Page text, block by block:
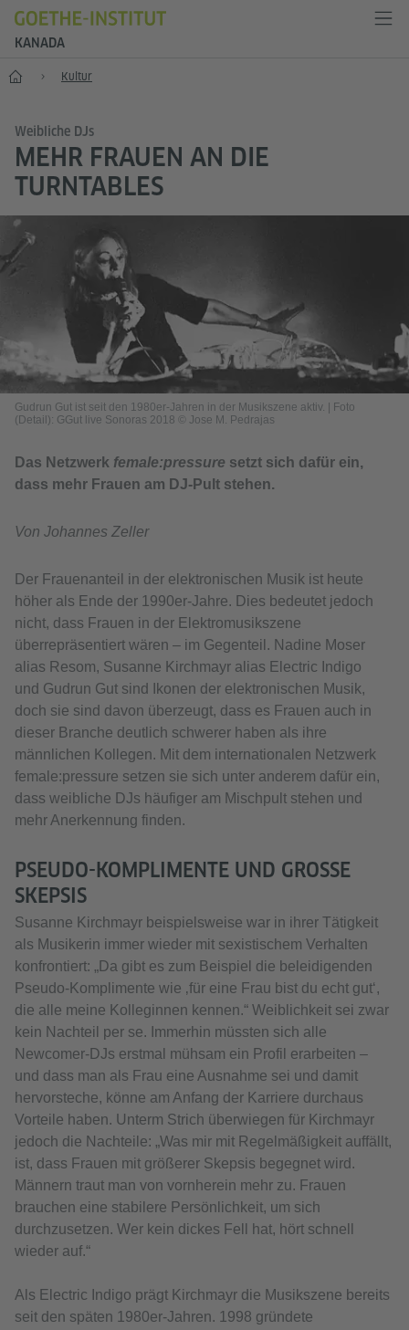
KANADA
Start Kultur
Weibliche DJs
MEHR FRAUEN AN DIE
TURNTABLES
Gudrun Gut ist seit den 1980er-Jahren in der Musikszene aktiv.
Foto
(Detail): GGut live Sonoras 2018 © Jose M. Pedrajas
Das Netzwerk female:pressure setzt sich dafür ein,
dass mehr Frauen am DJ-Pult stehen.
Von Johannes Zeller
Der Frauenanteil in der elektronischen Musik ist heute
höher als Ende der 1990er-Jahre. Dies bedeutet jedoch
nicht, dass Frauen in der Elektromusikszene
überrepräsentiert wären – im Gegenteil. Nadine Moser
alias Resom, Susanne Kirchmayr alias Electric Indigo
und Gudrun Gut sind Ikonen der elektronischen Musik,
doch sie sind davon überzeugt, dass es Frauen auch in
dieser Branche deutlich schwerer haben als ihre
männlichen Kollegen. Mit dem internationalen Netzwerk
female:pressure setzen sie sich unter anderem dafür ein,
dass weibliche DJs häufiger am Mischpult stehen und
mehr Anerkennung finden.
PSEUDO-KOMPLIMENTE UND GROSSE S
KEPSIS
Susanne Kirchmayr beispielsweise war in ihrer Tätigkeit
als Musikerin immer wieder mit sexistischem Verhalten
konfrontiert: „Da gibt es zum Beispiel die beleidigenden
Pseudo-Komplimente wie ‚für eine Frau bist du echt gut‘,
die alle meine Kolleginnen kennen.“ Weiblichkeit sei zwar
kein Nachteil per se. Immerhin müssten sich alle
Newcomer-DJs erstmal mühsam ein Profil erarbeiten –
und dass man als Frau eine Ausnahme sei und damit
hervorsteche, könne am Anfang der Karriere durchaus
Vorteile haben. Unterm Strich überwiegen für Kirchmayr
jedoch die Nachteile: „Was mir mit Regelmäßigkeit auffällt,
ist, dass Frauen mit größerer Skepsis begegnet wird.
Männern traut man von vornherein mehr zu. Frauen
brauchen eine stabilere Persönlichkeit, um sich
durchzusetzen. Wer kein dickes Fell hat, hört schnell
wieder auf.“
Als Electric Indigo prägt Kirchmayr die Musikszene bereits
seit den späten 1980er-Jahren. 1998 gründete